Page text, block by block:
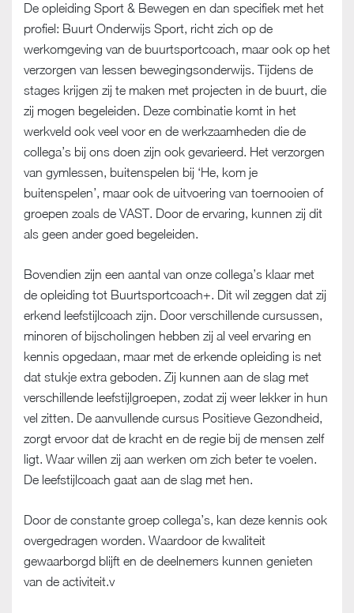
De opleiding Sport & Bewegen en dan specifiek met het
profiel: Buurt Onderwijs Sport, richt zich op de
werkomgeving van de buurtsportcoach, maar ook op het
verzorgen van lessen bewegingsonderwijs. Tijdens de
stages krijgen zij te maken met projecten in de buurt, die
zij mogen begeleiden. Deze combinatie komt in het
werkveld ook veel voor en de werkzaamheden die de
collega’s bij ons doen zijn ook gevarieerd. Het verzorgen
van gymlessen, buitenspelen bij ‘He, kom je
buitenspelen’, maar ook de uitvoering van toernooien of
groepen zoals de VAST. Door de ervaring, kunnen zij dit
als geen ander goed begeleiden.
Bovendien zijn een aantal van onze collega’s klaar met
de opleiding tot Buurtsportcoach+. Dit wil zeggen dat zij
erkend leefstijlcoach zijn. Door verschillende cursussen,
minoren of bijscholingen hebben zij al veel ervaring en
kennis opgedaan, maar met de erkende opleiding is net
dat stukje extra geboden. Zij kunnen aan de slag met
verschillende leefstijlgroepen, zodat zij weer lekker in hun
vel zitten. De aanvullende cursus Positieve Gezondheid,
zorgt ervoor dat de kracht en de regie bij de mensen zelf
ligt. Waar willen zij aan werken om zich beter te voelen.
De leefstijlcoach gaat aan de slag met hen.
Door de constante groep collega’s, kan deze kennis ook
overgedragen worden. Waardoor de kwaliteit
gewaarborgd blijft en de deelnemers kunnen genieten
van de activiteit.v